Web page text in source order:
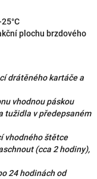
plochu brzdového
drátěného kartáče a
vhodnou páskou
tužidla v předepsaném
vhodného štětce
(cca 2 hodiny),
24 hodinách od